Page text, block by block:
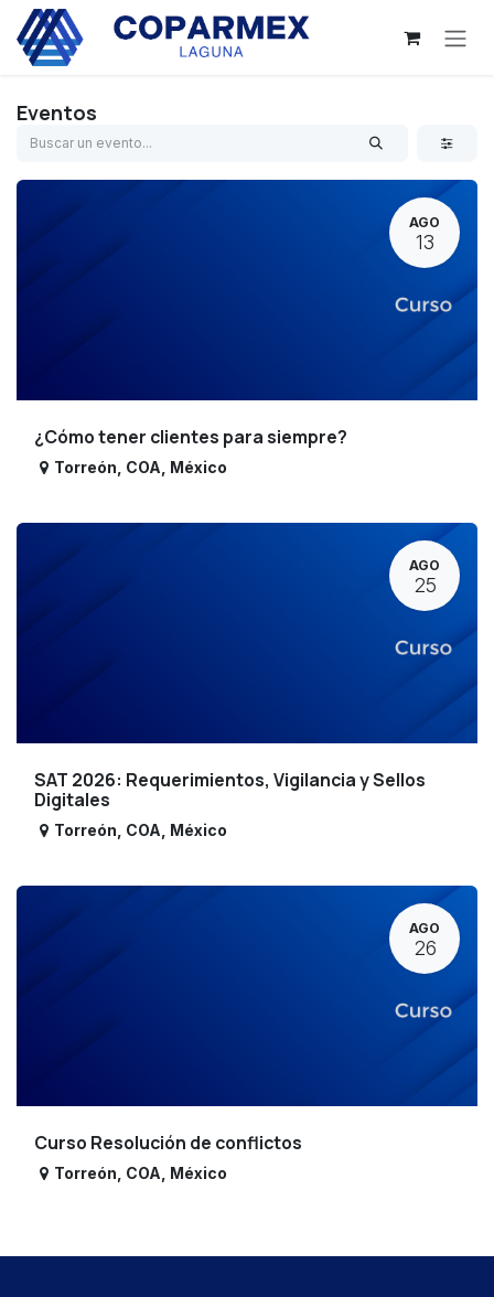
Ir al contenido
Eventos
AGO
13
¿Cómo tener clientes para siempre?
Torreón COA México
AGO
25
SAT 2026: Requerimientos, Vigilancia y Sellos
Digitales
Torreón COA México
AGO
26
Curso Resolución de conflictos
Torreón COA México